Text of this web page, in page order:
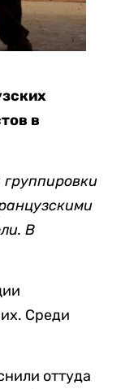
в
В
Среди
оттуда